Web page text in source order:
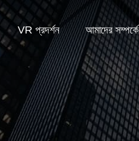
VR প্রদর্শন আমাদের সম্পর্কে